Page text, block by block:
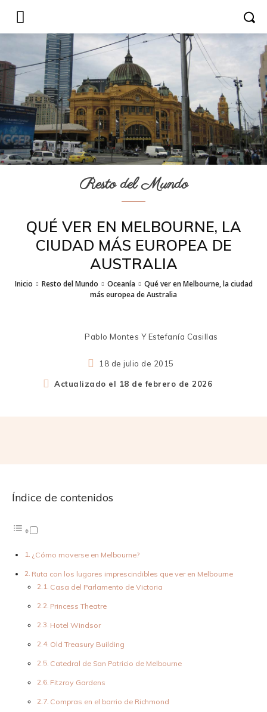
Resto del Mundo
QUÉ VER EN MELBOURNE, LA
CIUDAD MÁS EUROPEA DE
AUSTRALIA
Inicio Resto del Mundo Oceanía
Qué ver en Melbourne, la ciudad
más europea de Australia
Pablo Montes Y Estefanía Casillas
18 de julio de 2015
Actualizado el 18 de febrero de 2026
Índice de contenidos
¿Cómo moverse en Melbourne?
Ruta con los lugares imprescindibles que ver en Melbourne
Casa del Parlamento de Victoria
Princess Theatre
Hotel Windsor
Old Treasury Building
Catedral de San Patricio de Melbourne
Fitzroy Gardens
Compras en el barrio de Richmond